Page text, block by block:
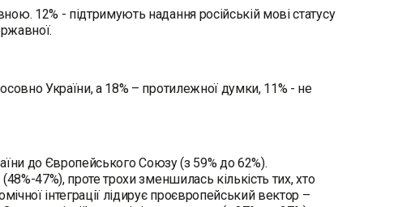
12% - підтримують надання російській мові статусу
України, а 18% – протилежної думки, 11% - не
до Європейського Союзу (з 59% до 62%).
47%), проте трохи зменшилась кількість тих, хто
інтеграції лідирує проєвропейський вектор –